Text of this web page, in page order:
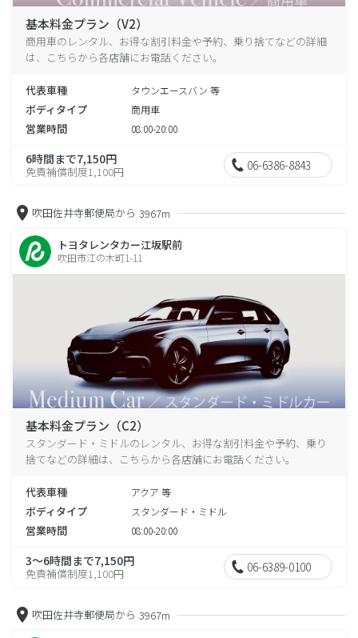
基本料金プラン（V2）
商用車のレンタル、お得な割引料金や予約、乗り捨てなどの詳細
は、こちらから各店舗にお電話ください。
代表車種 タウンエースバン 等
ボディタイプ 商用車
営業時間 08:00-20:00
6時間まで7,150円
免責補償制度1,100円 06-6386-8843
吹田佐井寺郵便局から 3967m
トヨタレンタカー江坂駅前
吹田市江の木町1-11
基本料金プラン（C2）
スタンダード・ミドルのレンタル、お得な割引料金や予約、乗り
捨てなどの詳細は、こちらから各店舗にお電話ください。
代表車種 アクア 等
ボディタイプ スタンダード・ミドル
営業時間 08:00-20:00
3～6時間まで7,150円
免責補償制度1,100円 06-6389-0100
吹田佐井寺郵便局から 3967m